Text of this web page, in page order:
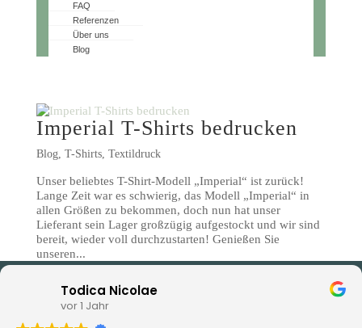
FAQ
Referenzen
Über uns
Blog
Imperial T-Shirts bedrucken
Blog, T-Shirts, Textildruck
Unser beliebtes T-Shirt-Modell „Imperial“ ist zurück!
Lange Zeit war es schwierig, das Modell „Imperial“ in
allen Größen zu bekommen, doch nun hat unser
Lieferant sein Lager großzügig aufgestockt und wir sind
bereit, wieder voll durchzustarten! Genießen Sie
unseren...
Todica Nicolae
vor 1 Jahr